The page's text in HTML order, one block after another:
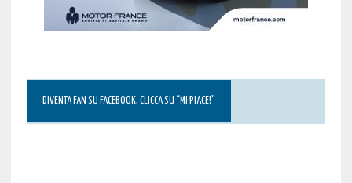
DIVENTA FAN SU FACEBOOK, CLICCA SU “MI PIACE!”